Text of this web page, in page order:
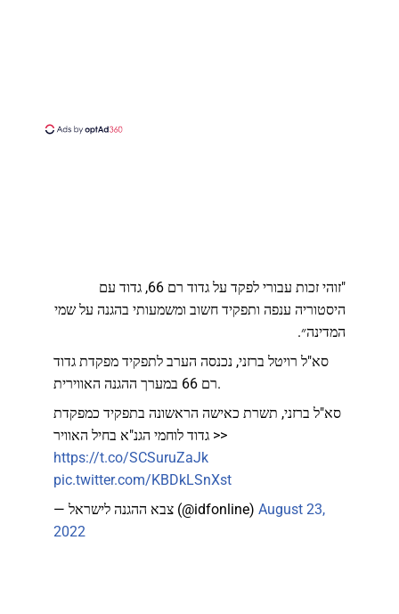
"זוהי זכות עבורי לפקד על גדוד רם 66, גדוד עם
היסטוריה ענפה ותפקיד חשוב ומשמעותי בהגנה על שמי
המדינה״.
סא"ל רויטל ברזני, נכנסה הערב לתפקיד מפקדת גדוד
רם 66 במערך ההגנה האווירית.
סא"ל ברזני, תשרת כאישה הראשונה בתפקיד כמפקדת
גדוד לוחמי הגנ"א בחיל האוויר >>
https://t.co/SCSuruZaJk
pic.twitter.com/KBDkLSnXst
— צבא ההגנה לישראל (@idfonline) August 23,
2022